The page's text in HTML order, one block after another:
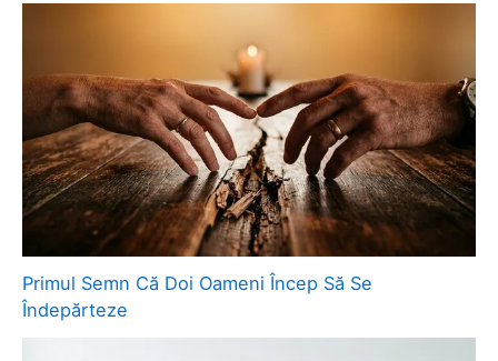
Primul Semn Că Doi Oameni Încep Să Se
Îndepărteze